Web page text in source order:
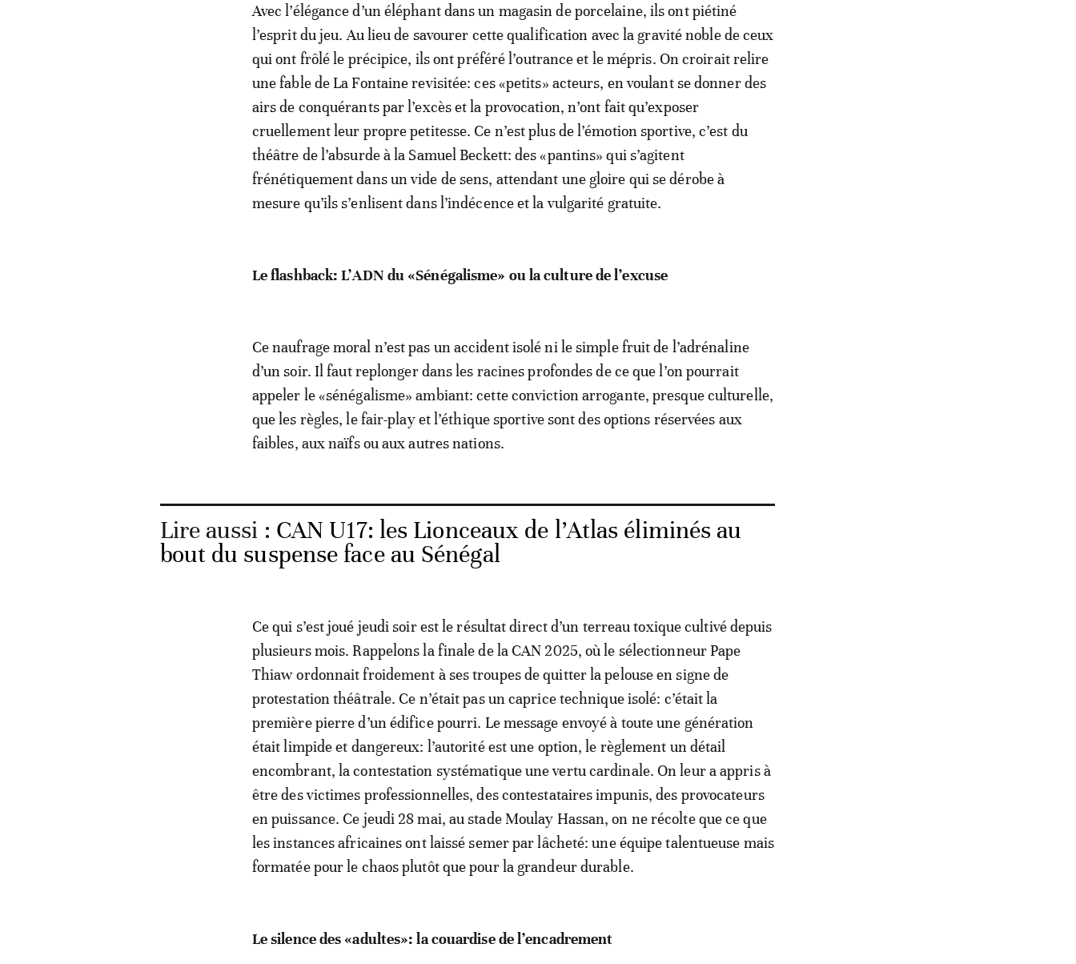
Avec l’élégance d’un éléphant dans un magasin de porcelaine, ils ont piétiné
l’esprit du jeu. Au lieu de savourer cette qualification avec la gravité noble de ceux
qui ont frôlé le précipice, ils ont préféré l’outrance et le mépris. On croirait relire
une fable de La Fontaine revisitée: ces «petits» acteurs, en voulant se donner des
airs de conquérants par l’excès et la provocation, n’ont fait qu’exposer
cruellement leur propre petitesse. Ce n’est plus de l’émotion sportive, c’est du
théâtre de l’absurde à la Samuel Beckett: des «pantins» qui s’agitent
frénétiquement dans un vide de sens, attendant une gloire qui se dérobe à
mesure qu’ils s’enlisent dans l’indécence et la vulgarité gratuite.
Le flashback: L’ADN du «Sénégalisme» ou la culture de l’excuse
Ce naufrage moral n’est pas un accident isolé ni le simple fruit de l’adrénaline
d’un soir. Il faut replonger dans les racines profondes de ce que l’on pourrait
appeler le «sénégalisme» ambiant: cette conviction arrogante, presque culturelle,
que les règles, le fair-play et l’éthique sportive sont des options réservées aux
faibles, aux naïfs ou aux autres nations.
Lire aussi : CAN U17: les Lionceaux de l’Atlas éliminés au
bout du suspense face au Sénégal
Ce qui s’est joué jeudi soir est le résultat direct d’un terreau toxique cultivé depuis
plusieurs mois. Rappelons la finale de la CAN 2025, où le sélectionneur Pape
Thiaw ordonnait froidement à ses troupes de quitter la pelouse en signe de
protestation théâtrale. Ce n’était pas un caprice technique isolé: c’était la
première pierre d’un édifice pourri. Le message envoyé à toute une génération
était limpide et dangereux: l’autorité est une option, le règlement un détail
encombrant, la contestation systématique une vertu cardinale. On leur a appris à
être des victimes professionnelles, des contestataires impunis, des provocateurs
en puissance. Ce jeudi 28 mai, au stade Moulay Hassan, on ne récolte que ce que
les instances africaines ont laissé semer par lâcheté: une équipe talentueuse mais
formatée pour le chaos plutôt que pour la grandeur durable.
Le silence des «adultes»: la couardise de l’encadrement